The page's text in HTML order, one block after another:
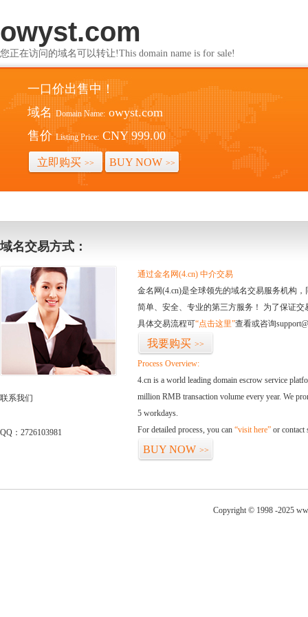
owyst.com
您正在访问的域名可以转让!This domain name is for sale!
一口价出售中！
域名 Domain Name: owyst.com
售价 Listing Price: CNY 999.00
立即购买 >> BUY NOW >>
域名交易方式：
联系我们
QQ：2726103981
通过金名网(4.cn) 中介交易
金名网(4.cn)是全球领先的域名交易服务机构
简单、安全、专业的第三方服务！ 为了保证
具体交易流程可“点击这里”查看或咨询
我要购买 >>
Process Overview:
4.cn is a world leading domain escrow service
million RMB transaction volume every year. We
5 workdays.
For detailed process, you can “visit here” or contact
BUY NOW >>
Copyright © 1998 -2025